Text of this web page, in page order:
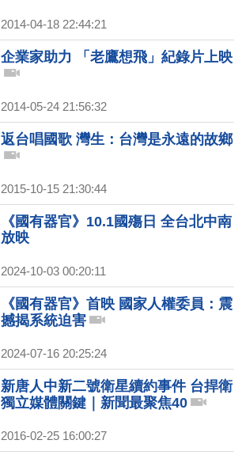
2014-04-18 22:44:21
企業家助力 「老鷹想飛」紀錄片上映
2014-05-24 21:56:32
返台唱國歌 灣生：台灣是永遠的故鄉
2015-10-15 21:30:44
《國有器官》10.1國殤日 全台北中南
放映
2024-10-03 00:20:11
《國有器官》首映 國家人權委員：震
撼揭系統迫害
2024-07-16 20:25:24
新唐人中新二號衛星續約事件 台捍衛
獨立媒體關鍵｜新聞最聚焦40
2016-02-25 16:00:27